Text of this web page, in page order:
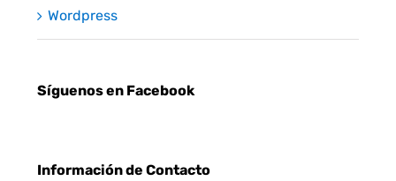
Wordpress
Síguenos en Facebook
Información de Contacto